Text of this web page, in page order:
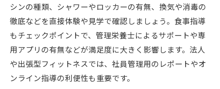
シンの種類、シャワーやロッカーの有無、換気や消毒の
徹底などを直接体験や見学で確認しましょう。食事指導
もチェックポイントで、管理栄養士によるサポートや専
用アプリの有無などが満足度に大きく影響します。法人
や出張型フィットネスでは、社員管理用のレポートやオ
ンライン指導の利便性も重要です。